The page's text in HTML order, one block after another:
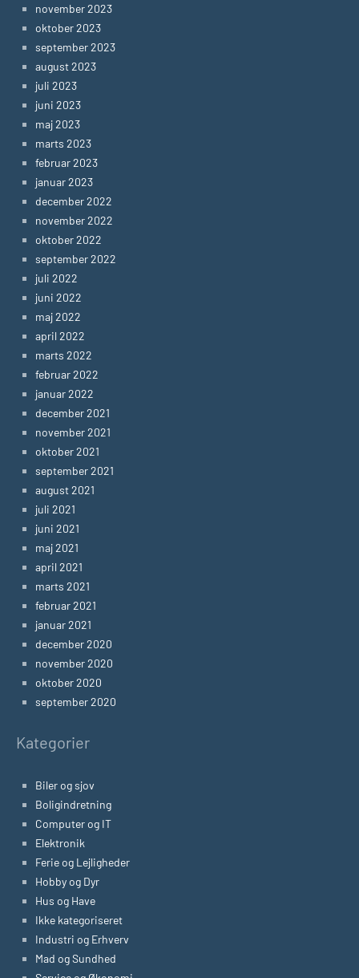
november 2023
oktober 2023
september 2023
august 2023
juli 2023
juni 2023
maj 2023
marts 2023
februar 2023
januar 2023
december 2022
november 2022
oktober 2022
september 2022
juli 2022
juni 2022
maj 2022
april 2022
marts 2022
februar 2022
januar 2022
december 2021
november 2021
oktober 2021
september 2021
august 2021
juli 2021
juni 2021
maj 2021
april 2021
marts 2021
februar 2021
januar 2021
december 2020
november 2020
oktober 2020
september 2020
Kategorier
Biler og sjov
Boligindretning
Computer og IT
Elektronik
Ferie og Lejligheder
Hobby og Dyr
Hus og Have
Ikke kategoriseret
Industri og Erhverv
Mad og Sundhed